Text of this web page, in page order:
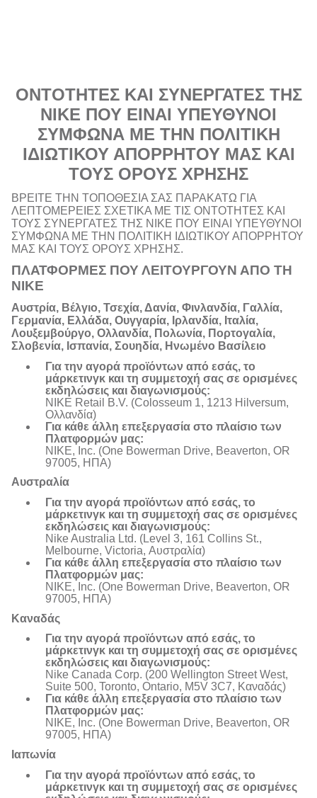
ΟΝΤΟΤΗΤΕΣ ΚΑΙ ΣΥΝΕΡΓΑΤΕΣ ΤΗΣ
NIKE ΠΟΥ ΕΙΝΑΙ ΥΠΕΥΘΥΝΟΙ
ΣΥΜΦΩΝΑ ΜΕ ΤΗΝ ΠΟΛΙΤΙΚΗ
ΙΔΙΩΤΙΚΟΥ ΑΠΟΡΡΗΤΟΥ ΜΑΣ ΚΑΙ
ΤΟΥΣ ΟΡΟΥΣ ΧΡΗΣΗΣ
ΒΡΕΙΤΕ ΤΗΝ ΤΟΠΟΘΕΣΙΑ ΣΑΣ ΠΑΡΑΚΑΤΩ ΓΙΑ
ΛΕΠΤΟΜΕΡΕΙΕΣ ΣΧΕΤΙΚΑ ΜΕ ΤΙΣ ΟΝΤΟΤΗΤΕΣ ΚΑΙ
ΤΟΥΣ ΣΥΝΕΡΓΑΤΕΣ ΤΗΣ NIKE ΠΟΥ ΕΙΝΑΙ ΥΠΕΥΘΥΝΟΙ
ΣΥΜΦΩΝΑ ΜΕ ΤΗΝ ΠΟΛΙΤΙΚΗ ΙΔΙΩΤΙΚΟΥ ΑΠΟΡΡΗΤΟΥ
ΜΑΣ ΚΑΙ ΤΟΥΣ ΟΡΟΥΣ ΧΡΗΣΗΣ.
ΠΛΑΤΦΟΡΜΕΣ ΠΟΥ ΛΕΙΤΟΥΡΓΟΥΝ ΑΠΟ ΤΗ
NIKE
Αυστρία, Βέλγιο, Τσεχία, Δανία, Φινλανδία, Γαλλία,
Γερμανία, Ελλάδα, Ουγγαρία, Ιρλανδία, Ιταλία,
Λουξεμβούργο, Ολλανδία, Πολωνία, Πορτογαλία,
Σλοβενία, Ισπανία, Σουηδία, Ηνωμένο Βασίλειο
Για την αγορά προϊόντων από εσάς, το
μάρκετινγκ και τη συμμετοχή σας σε ορισμένες
εκδηλώσεις και διαγωνισμούς:
NIKE Retail B.V. (Colosseum 1, 1213 Hilversum,
Ολλανδία)
Για κάθε άλλη επεξεργασία στο πλαίσιο των
Πλατφορμών μας:
NIKE, Inc. (One Bowerman Drive, Beaverton, OR
97005, ΗΠΑ)
Αυστραλία
Για την αγορά προϊόντων από εσάς, το
μάρκετινγκ και τη συμμετοχή σας σε ορισμένες
εκδηλώσεις και διαγωνισμούς:
Nike Australia Ltd. (Level 3, 161 Collins St.,
Melbourne, Victoria, Αυστραλία)
Για κάθε άλλη επεξεργασία στο πλαίσιο των
Πλατφορμών μας:
NIKE, Inc. (One Bowerman Drive, Beaverton, OR
97005, ΗΠΑ)
Καναδάς
Για την αγορά προϊόντων από εσάς, το
μάρκετινγκ και τη συμμετοχή σας σε ορισμένες
εκδηλώσεις και διαγωνισμούς:
Nike Canada Corp. (200 Wellington Street West,
Suite 500, Toronto, Ontario, M5V 3C7, Καναδάς)
Για κάθε άλλη επεξεργασία στο πλαίσιο των
Πλατφορμών μας:
NIKE, Inc. (One Bowerman Drive, Beaverton, OR
97005, ΗΠΑ)
Ιαπωνία
Για την αγορά προϊόντων από εσάς, το
μάρκετινγκ και τη συμμετοχή σας σε ορισμένες